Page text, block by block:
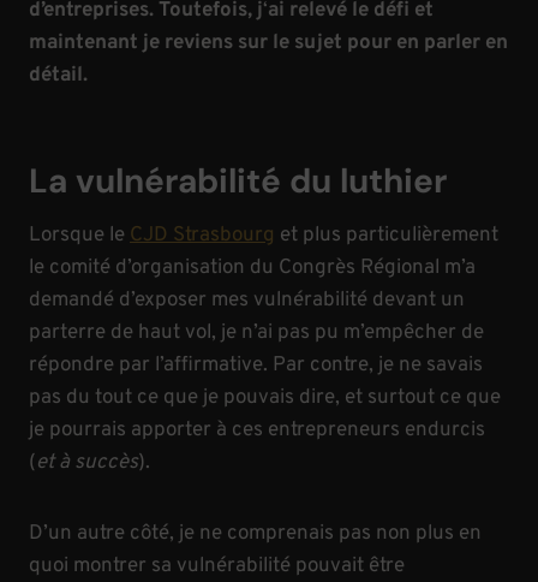
d’entreprises. Toutefois, j‘ai relevé le défi et
maintenant je reviens sur le sujet pour en parler en
détail.
La vulnérabilité du luthier
Lorsque le CJD Strasbourg et plus particulièrement
le comité d’organisation du Congrès Régional m’a
demandé d’exposer mes vulnérabilité devant un
parterre de haut vol, je n’ai pas pu m’empêcher de
répondre par l’affirmative. Par contre, je ne savais
pas du tout ce que je pouvais dire, et surtout ce que
je pourrais apporter à ces entrepreneurs endurcis
(et à succès).
D’un autre côté, je ne comprenais pas non plus en
quoi montrer sa vulnérabilité pouvait être